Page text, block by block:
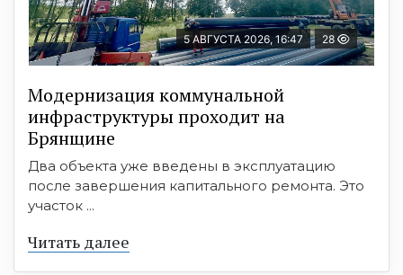
5 АВГУСТА 2026, 16:47 28
Модернизация коммунальной
инфраструктуры проходит на
Брянщине
Два объекта уже введены в эксплуатацию
после завершения капитального ремонта. Это
участок ...
Читать далее